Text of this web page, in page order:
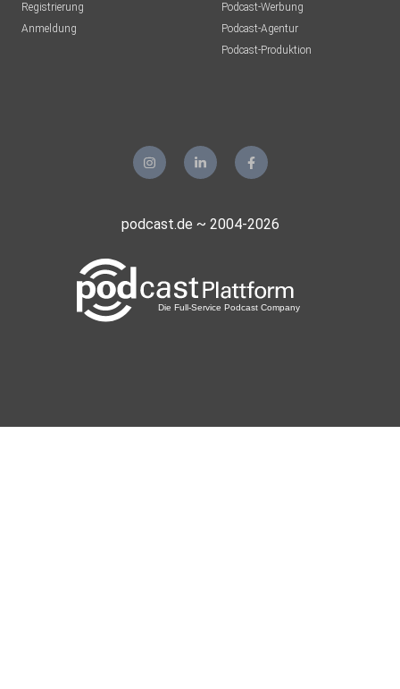
Registrierung
Anmeldung
Podcast-Werbung
Podcast-Agentur
Podcast-Produktion
podcast.de ~ 2004-2026